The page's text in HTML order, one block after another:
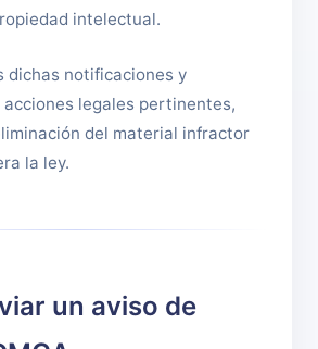
intelectual.
dichas notificaciones y
legales pertinentes,
del material infractor
la ley.
un aviso de